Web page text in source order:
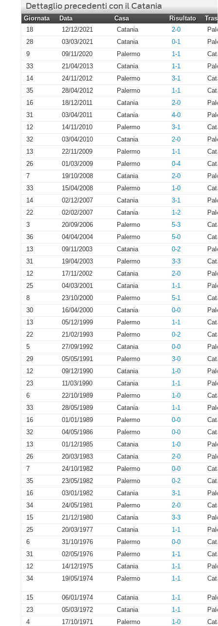
Dettaglio precedenti con il Catania
Giornata Data Casa Risultato
18
12/12/2021 Catania 2-0
28
03/03/2021 Catania 0-1
9
09/11/2020 Palermo 1-1
33
21/04/2013 Catania 1-1
14
24/11/2012 Palermo 3-1
35
28/04/2012 Palermo 1-1
16
18/12/2011 Catania 2-0
31
03/04/2011 Catania 4-0
12
14/11/2010 Palermo 3-1
32
03/04/2010 Catania 2-0
13
22/11/2009 Palermo 1-1
26
01/03/2009 Palermo 0-4
7
19/10/2008 Catania 2-0
33
15/04/2008 Palermo 1-0
14
02/12/2007 Catania 3-1
22
02/02/2007 Catania 1-2
3
20/09/2006 Palermo 5-3
36
04/04/2004 Palermo 5-0
13
09/11/2003 Catania 0-2
31
19/04/2003 Palermo 3-3
12
17/11/2002 Catania 2-0
25
04/03/2001 Catania 1-1
8
23/10/2000 Palermo 5-1
30
16/04/2000 Catania 0-0
13
05/12/1999 Palermo 1-1
22
21/02/1993 Palermo 0-2
5
27/09/1992 Catania 0-0
29
05/05/1991 Palermo 3-0
12
09/12/1990 Catania 1-0
23
11/03/1990 Catania 1-1
6
22/10/1989 Palermo 1-0
33
28/05/1989 Catania 1-1
16
01/01/1989 Palermo 0-0
32
04/05/1986 Palermo 0-0
13
01/12/1985 Catania 1-0
26
20/03/1983 Catania 2-0
7
24/10/1982 Palermo 0-0
35
23/05/1982 Palermo 0-2
16
03/01/1982 Catania 3-1
34
24/05/1981 Palermo 2-0
15
21/12/1980 Catania 3-3
25
20/03/1977 Catania 1-1
6
31/10/1976 Palermo 0-0
31
02/05/1976 Palermo 1-1
12
14/12/1975 Catania 1-1
34
19/05/1974 Palermo 1-1
15 06/01/1974 Catania 1-1
23
05/03/1972 Catania 1-1
4
17/10/1971 Palermo 1-0